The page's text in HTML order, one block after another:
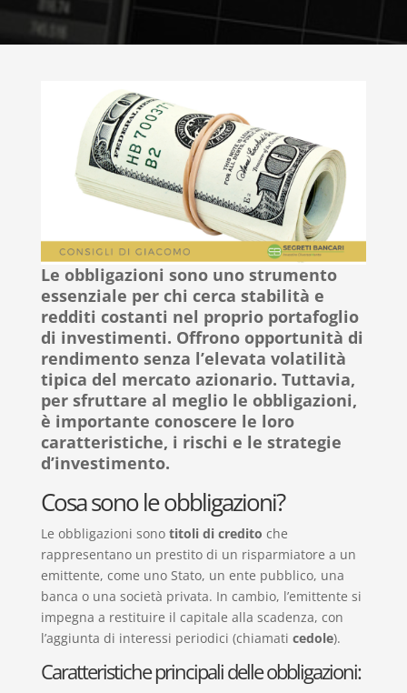
Le obbligazioni sono uno strumento
essenziale per chi cerca stabilità e
redditi costanti nel proprio portafoglio
di investimenti. Offrono opportunità di
rendimento senza l’elevata volatilità
tipica del mercato azionario. Tuttavia,
per sfruttare al meglio le obbligazioni,
è importante conoscere le loro
caratteristiche, i rischi e le strategie
d’investimento.
Cosa sono le obbligazioni?
Le obbligazioni sono titoli di credito che
rappresentano un prestito di un risparmiatore a un
emittente, come uno Stato, un ente pubblico, una
banca o una società privata. In cambio, l’emittente si
impegna a restituire il capitale alla scadenza, con
l’aggiunta di interessi periodici (chiamati cedole).
Caratteristiche principali delle obbligazioni: